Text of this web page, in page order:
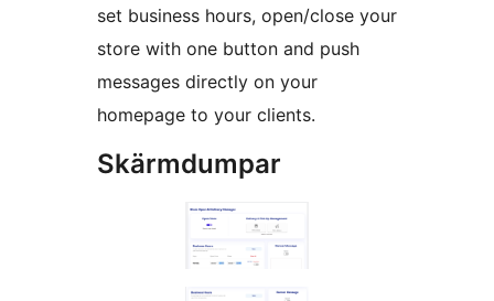
set business hours, open/close your
store with one button and push
messages directly on your
homepage to your clients.
Skärmdumpar